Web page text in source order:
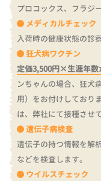
プロコックス、フラジ
メディカルチェック
入荷時の健康状態の診
狂犬病ワクチン
定価3,500円×生涯年数
ンちゃんの場合、狂犬
用）をお付けしておりま
は、弊社にて接種させ
遺伝子病検査
遺伝子の持つ情報を解
などを検査します。
ウイルスチェック